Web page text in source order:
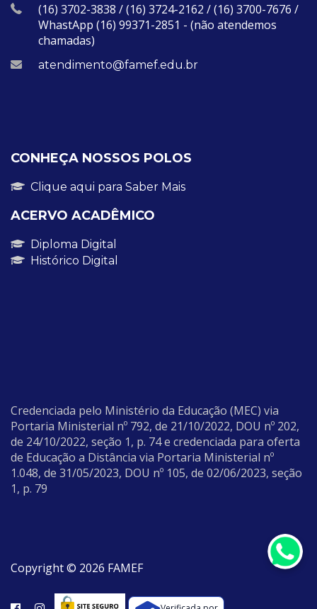
(16) 3702-3838 / (16) 3724-2162 / (16) 3700-7676 /
WhastApp (16) 99371-2851 - (não atendemos
chamadas)
atendimento@famef.edu.br
CONHEÇA NOSSOS POLOS
Clique aqui para Saber Mais
ACERVO ACADÊMICO
Diploma Digital
Histórico Digital
Credenciada pelo Ministério da Educação (MEC) via
Portaria Ministerial nº 792, de 21/10/2022, DOU nº 202,
de 24/10/2022, seção 1, p. 74 e credenciada para oferta
de Educação a Distância via Portaria Ministerial nº
1.048, de 31/05/2023, DOU nº 105, de 02/06/2023, seção
1, p. 79
Copyright © 2026 FAMEF